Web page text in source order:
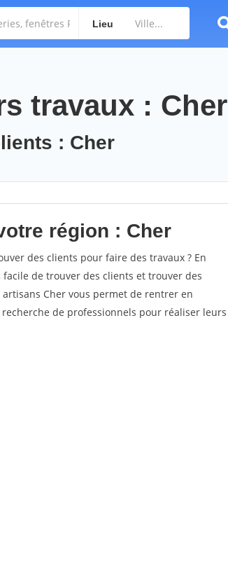
Lieu
travaux : Cher
: Cher
région : Cher
des clients pour faire des travaux ? En
de trouver des clients et trouver des
Cher vous permet de rentrer en
de professionnels pour réaliser leurs